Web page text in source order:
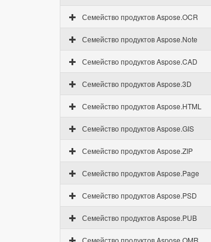
Семейство продуктов Aspose.OCR
Семейство продуктов Aspose.Note
Семейство продуктов Aspose.CAD
Семейство продуктов Aspose.3D
Семейство продуктов Aspose.HTML
Семейство продуктов Aspose.GIS
Семейство продуктов Aspose.ZIP
Семейство продуктов Aspose.Page
Семейство продуктов Aspose.PSD
Семейство продуктов Aspose.PUB
Семейство продуктов Aspose.OMR